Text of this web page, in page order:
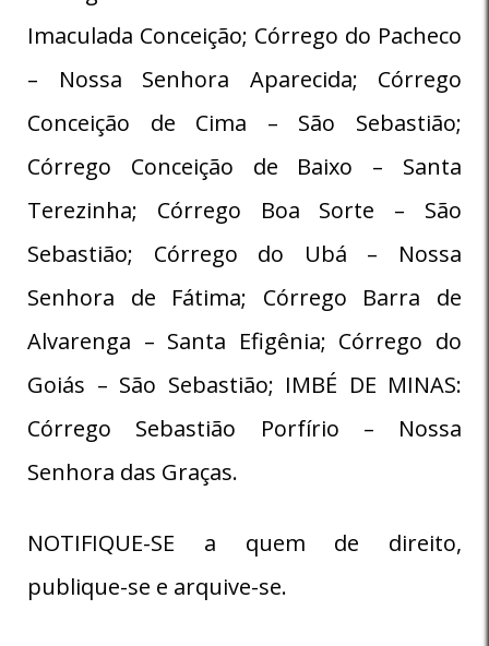
Imaculada Conceição; Córrego do Pacheco
– Nossa Senhora Aparecida; Córrego
Conceição de Cima – São Sebastião;
Córrego Conceição de Baixo – Santa
Terezinha; Córrego Boa Sorte – São
Sebastião; Córrego do Ubá – Nossa
Senhora de Fátima; Córrego Barra de
Alvarenga – Santa Efigênia; Córrego do
Goiás – São Sebastião; IMBÉ DE MINAS:
Córrego Sebastião Porfírio – Nossa
Senhora das Graças.
NOTIFIQUE-SE a quem de direito,
publique-se e arquive-se.